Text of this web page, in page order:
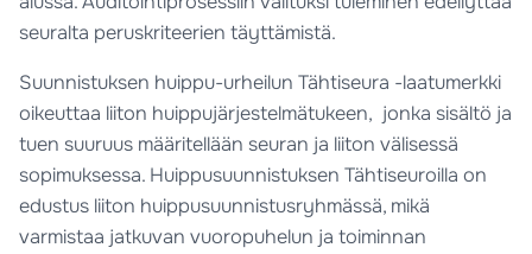
seuralta peruskriteerien täyttämistä.
Suunnistuksen huippu-urheilun Tähtiseura -laatumerkki
oikeuttaa liiton huippujärjestelmätukeen, jonka sisältö ja
tuen suuruus määritellään seuran ja liiton välisessä
sopimuksessa. Huippusuunnistuksen Tähtiseuroilla on
edustus liiton huippusuunnistusryhmässä, mikä
varmistaa jatkuvan vuoropuhelun ja toiminnan